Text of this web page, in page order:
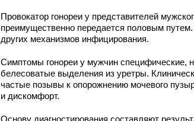
Провокатор гонореи у представителей
преимущественно передается половым
других механизмов инфицирования.
Симптомы гонореи у мужчин специфические,
белесоватые выделения из уретры.
частые позывы к опорожнению мочевого
и дискомфорт.
Основу диагностирования составляют